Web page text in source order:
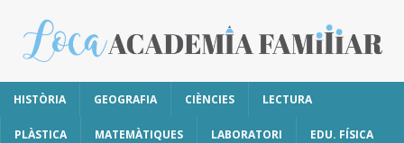
HISTÒRIA GEOGRAFIA CIÈNCIES LECTURA
PLÀSTICA MATEMÀTIQUES LABORATORI EDU. FÍSICA